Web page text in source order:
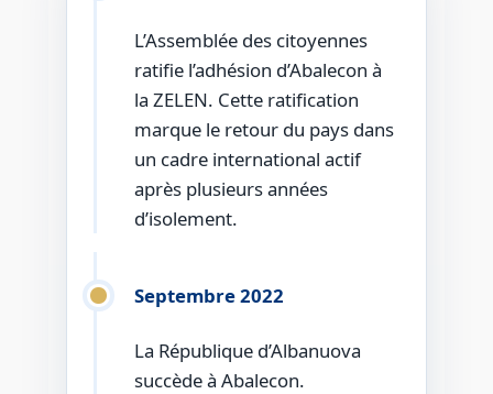
L’Assemblée des citoyennes
ratifie l’adhésion d’Abalecon à
la ZELEN. Cette ratification
marque le retour du pays dans
un cadre international actif
après plusieurs années
d’isolement.
Septembre 2022
La République d’Albanuova
succède à Abalecon.